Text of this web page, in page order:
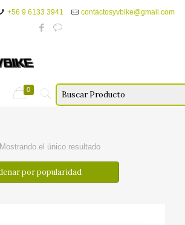
+56 9 6133 3941 contactosyvbike@gmail.com
0
Mostrando el único resultado